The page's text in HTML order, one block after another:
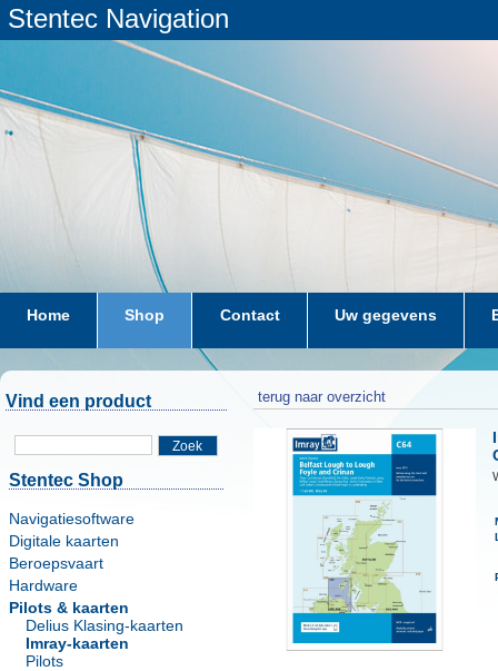
Stentec Navigation
Home Shop Contact Uw gegevens
Vind een product
Zoek
Stentec Shop
Navigatiesoftware
Digitale kaarten
Beroepsvaart
Hardware
Pilots & kaarten
Delius Klasing-kaarten
Imray-kaarten
Pilots
terug naar overzicht